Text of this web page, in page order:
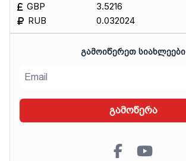
GBP
RUB
3.5216
0.032024
ᲒᲐᲛᲝᲘᲬᲔᲠᲔᲗ ᲡᲘᲐᲮᲚᲔᲔᲑᲘ
გამოწერა